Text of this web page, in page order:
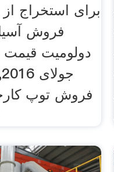
برای استخراج
فروش
فروش توپ